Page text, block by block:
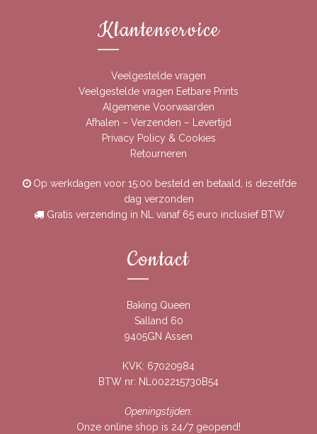
Klantenservice
Veelgestelde vragen
Veelgestelde vragen Eetbare Prints
Algemene Voorwaarden
Afhalen – Verzenden – Levertijd
Privacy Policy & Cookies
Retourneren
Op werkdagen voor 15:00 besteld en betaald, is dezelfde
dag verzonden
Gratis verzending in NL vanaf 65 euro inclusief BTW
Contact
Baking Queen
Salland 60
9405GN Assen
KVK: 67020984
BTW nr: NL002215730B54
Openingstijden:
Onze online shop is 24/7 geopend!